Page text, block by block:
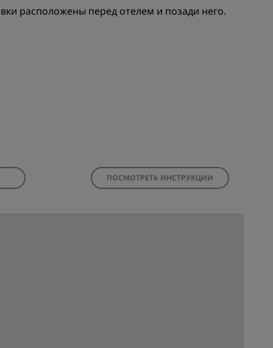
расположены перед отелем и позади него.
ПОСМОТРЕТЬ ИНСТРУКЦИИ